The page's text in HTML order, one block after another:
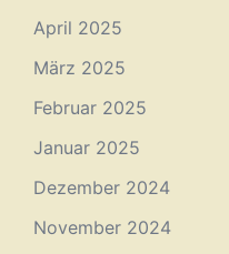
April 2025
März 2025
Februar 2025
Januar 2025
Dezember 2024
November 2024